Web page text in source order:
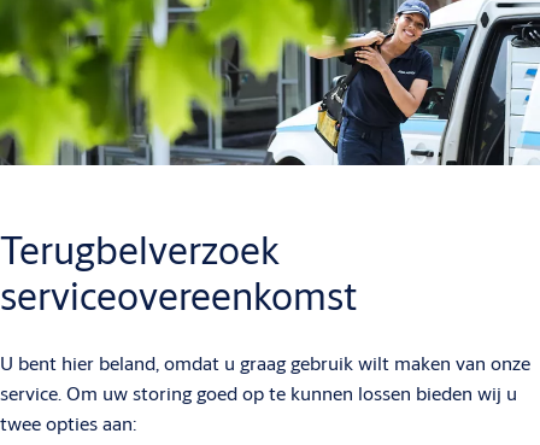
Terugbelverzoek
serviceovereenkomst
U bent hier beland, omdat u graag gebruik wilt maken van onze
service. Om uw storing goed op te kunnen lossen bieden wij u
twee opties aan: